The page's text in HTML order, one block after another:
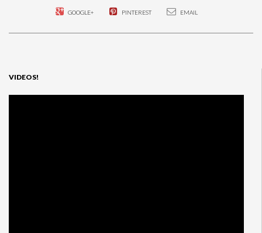
GOOGLE+ PINTEREST EMAIL
VIDEOS!